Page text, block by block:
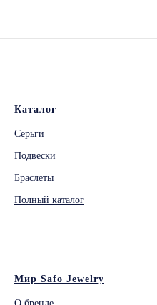
Каталог
Серьги
Подвески
Браслеты
Полный каталог
Мир Safo Jewelry